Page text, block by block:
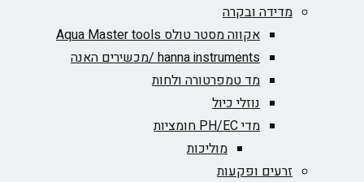
מדידה ובקרה
אקווה מסטר טולס Aqua Master tools
hanna instruments /מכשירים האנה
מד טמפרטורה ולחות
נוזלי כיול
מדי PH/EC חומציות
מוליכות
זרעים ופקעות